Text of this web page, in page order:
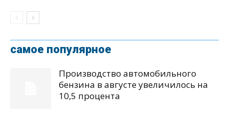
самое популярное
Производство автомобильного
бензина в августе увеличилось на
10,5 процента